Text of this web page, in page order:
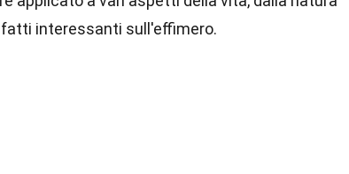
interessanti sull'effimero.